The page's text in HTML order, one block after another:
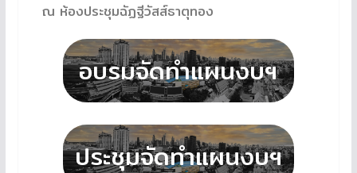
ณ ห้องประชุมฉัฏฐีวัสส์ธาตุทอง